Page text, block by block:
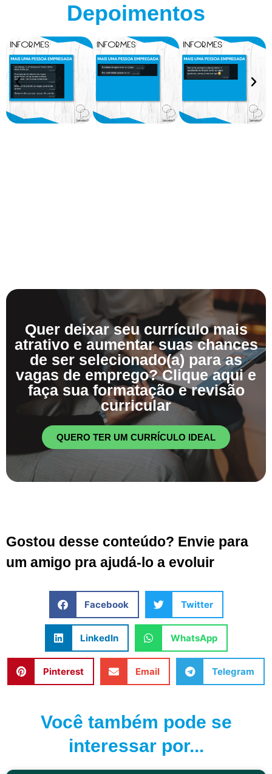
Depoimentos
Quer deixar seu currículo mais
atrativo e aumentar suas chances
de ser selecionado(a) para as
vagas de emprego? Clique aqui e
faça sua formatação e revisão
curricular
QUERO TER UM CURRÍCULO IDEAL
Gostou desse conteúdo? Envie para
um amigo pra ajudá-lo a evoluir
Facebook Twitter
LinkedIn WhatsApp
Pinterest Email Telegram
Você também pode se
interessar por...